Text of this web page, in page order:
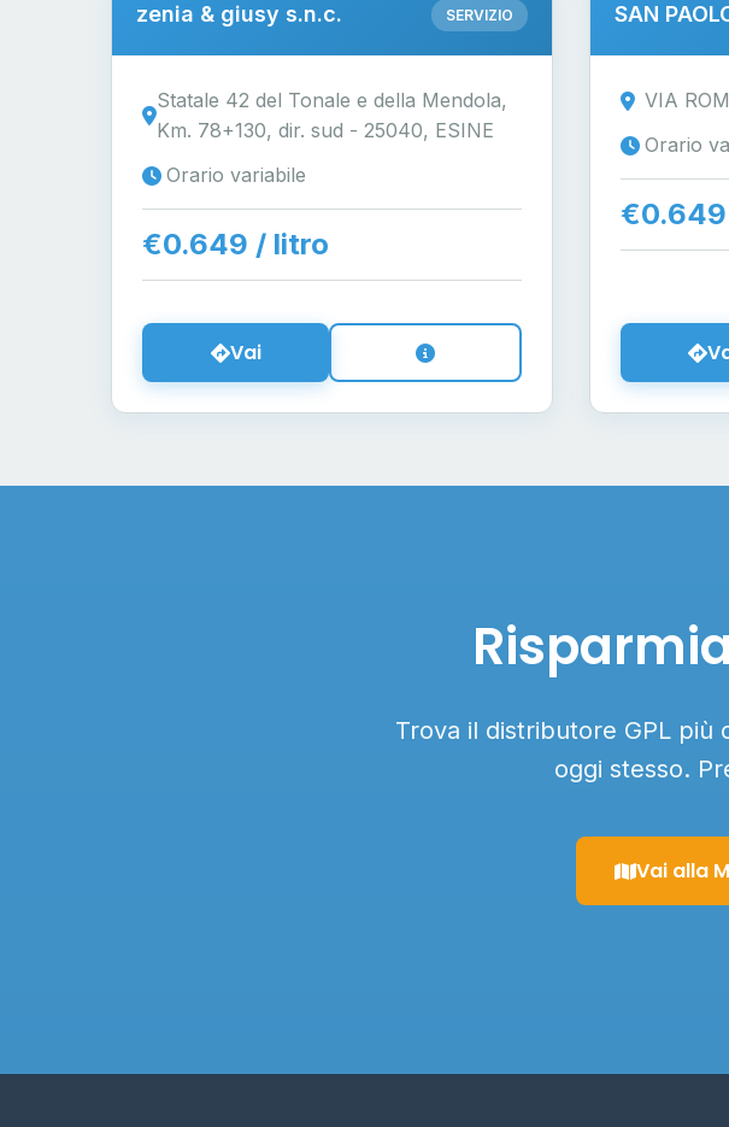
zenia & giusy s.n.c. SERVIZIO
Statale 42 del Tonale e della Mendola,
Km. 78+130, dir. sud - 25040, ESINE
Orario variabile
€0.649 / litro
Vai
SAN
VIA
Orario
Trova il distributore GPL più
oggi stesso.
Vai alla